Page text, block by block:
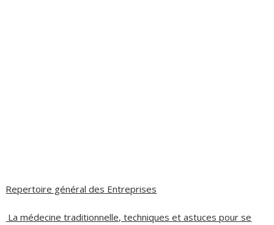
Repertoire général des Entreprises
La médecine traditionnelle, techniques et astuces pour se